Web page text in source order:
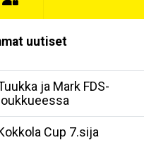
uutiset
ja Mark FDS-
Cup 7.sija